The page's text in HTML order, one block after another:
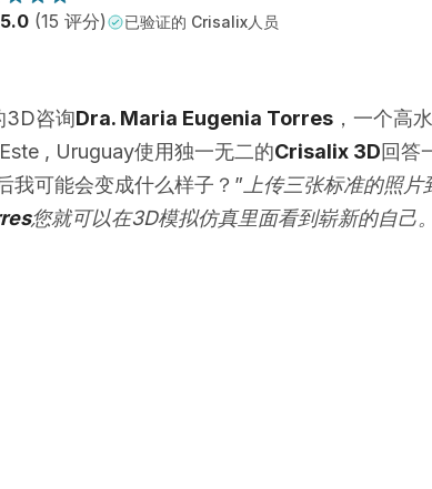
(15 评分) 已验证的 Crisalix人员
3D咨询Dra. Maria Eugenia Torres ，一个高
, Uruguay使用独一无二的Crisalix 3D回答
我可能会变成什么样子？” 上传三张标准的照片
您就可以在3D模拟仿真里面看到崭新的自己。